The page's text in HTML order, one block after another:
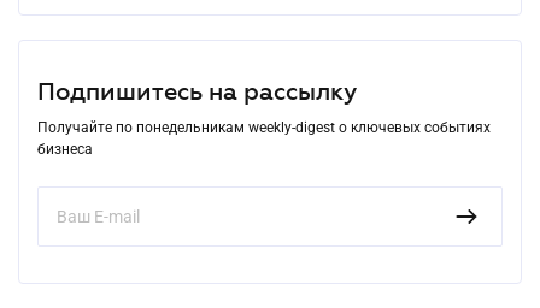
Подпишитесь на рассылку
Получайте по понедельникам weekly-digest о ключевых событиях
бизнеса